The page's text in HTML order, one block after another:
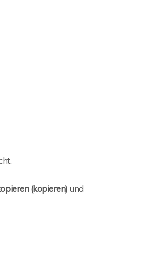
(kopieren) und